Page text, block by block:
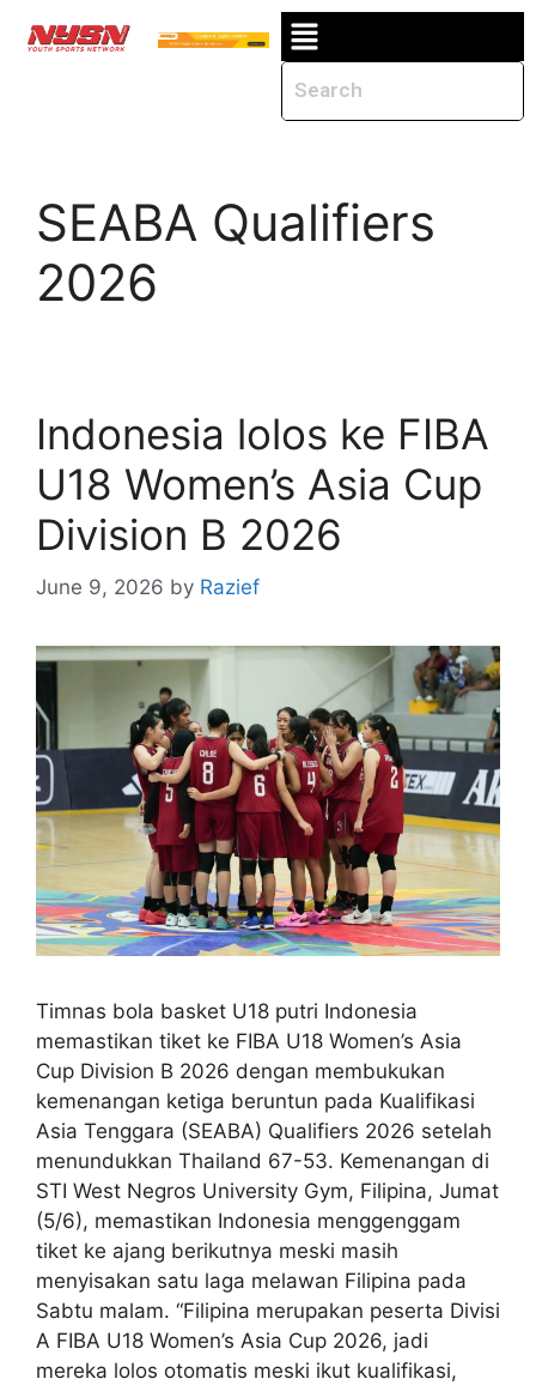
SEABA Qualifiers
2026
Indonesia lolos ke FIBA
U18 Women’s Asia Cup
Division B 2026
June 9, 2026 by Razief
Timnas bola basket U18 putri Indonesia
memastikan tiket ke FIBA U18 Women’s Asia
Cup Division B 2026 dengan membukukan
kemenangan ketiga beruntun pada Kualifikasi
Asia Tenggara (SEABA) Qualifiers 2026 setelah
menundukkan Thailand 67-53. Kemenangan di
STI West Negros University Gym, Filipina, Jumat
(5/6), memastikan Indonesia menggenggam
tiket ke ajang berikutnya meski masih
menyisakan satu laga melawan Filipina pada
Sabtu malam. “Filipina merupakan peserta Divisi
A FIBA U18 Women’s Asia Cup 2026, jadi
mereka lolos otomatis meski ikut kualifikasi,